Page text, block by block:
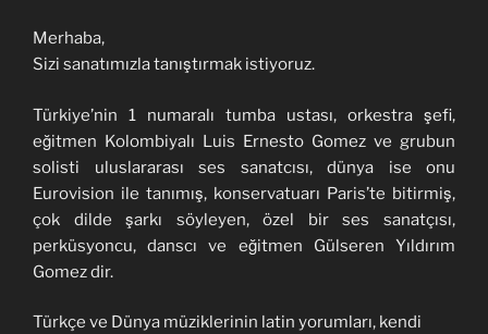
Merhaba,
Sizi sanatımızla tanıştırmak istiyoruz.
Türkiye’nin 1 numaralı tumba ustası, orkestra şefi,
eğitmen Kolombiyalı Luis Ernesto Gomez ve grubun
solisti uluslararası ses sanatcısı, dünya ise onu
Eurovision ile tanımış, konservatuarı Paris’te bitirmiş,
çok dilde şarkı söyleyen, özel bir ses sanatçısı,
perküsyoncu, danscı ve eğitmen Gülseren Yıldırım
Gomez dir.
Türkçe ve Dünya müziklerinin latin yorumları, kendi